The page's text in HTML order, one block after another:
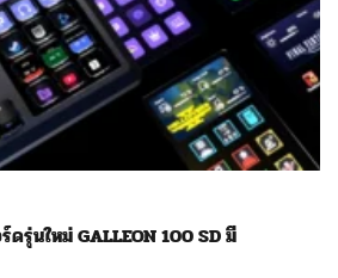
รุ่นใหม่ GALLEON 100 SD มี